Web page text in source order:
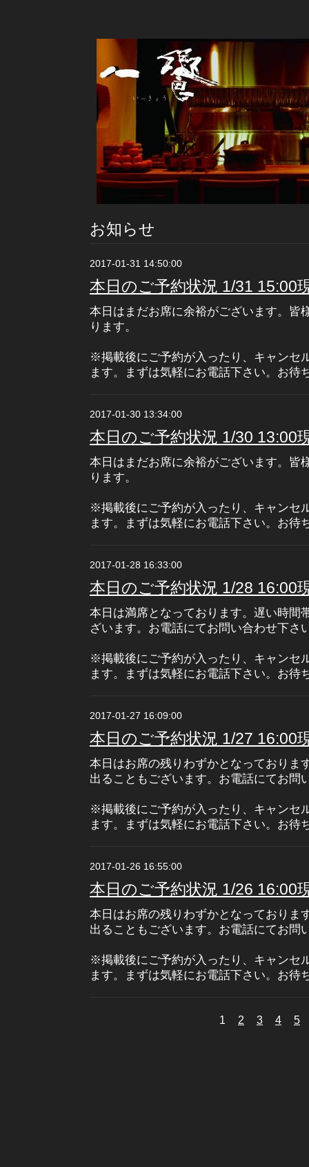
お知らせ
2017-01-31 14:50:00
本日のご予約状況 1/31 15:00
本日はまだお席に余裕がございます。皆
ります。
※掲載後にご予約が入ったり、キャンセ
ます。まずは気軽にお電話下さい。お待
2017-01-30 13:34:00
本日のご予約状況 1/30 13:00
本日はまだお席に余裕がございます。皆
ります。
※掲載後にご予約が入ったり、キャンセ
ます。まずは気軽にお電話下さい。お待
2017-01-28 16:33:00
本日のご予約状況 1/28 16:00
本日は満席となっております。遅い時間
ざいます。お電話にてお問い合わせ下さ
※掲載後にご予約が入ったり、キャンセ
ます。まずは気軽にお電話下さい。お待
2017-01-27 16:09:00
本日のご予約状況 1/27 16:00
本日はお席の残りわずかとなっておりま
出ることもございます。お電話にてお問
※掲載後にご予約が入ったり、キャンセ
ます。まずは気軽にお電話下さい。お待
2017-01-26 16:55:00
本日のご予約状況 1/26 16:00
本日はお席の残りわずかとなっておりま
出ることもございます。お電話にてお問
※掲載後にご予約が入ったり、キャンセ
ます。まずは気軽にお電話下さい。お待
1 2 3 4 5